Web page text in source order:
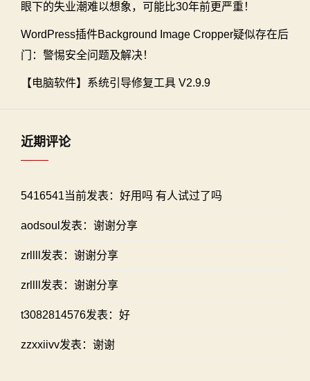
眼下的失业潮难以想象，可能比30年前更严重！
WordPress插件Background Image Cropper疑似存在后
门：警惕安全问题及解决！
【电脑软件】系统引导修复工具 V2.9.9
近期评论
5416541当前发表：好用吗 有人试过了吗
aodsoul发表：谢谢分享
zrllll发表：谢谢分享
zrllll发表：谢谢分享
t3082814576发表：好
zzxxiivv发表：谢谢